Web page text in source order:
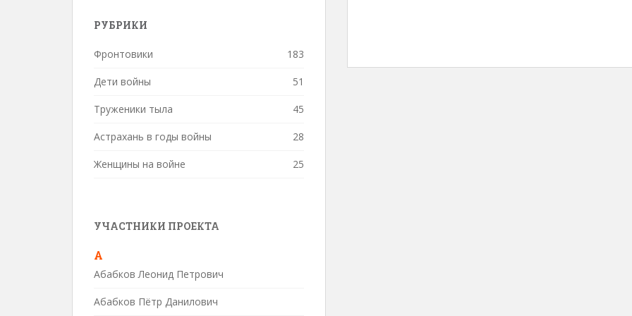
РУБРИКИ
Фронтовики 183
Дети войны 51
Труженики тыла 45
Астрахань в годы войны 28
Женщины на войне 25
УЧАСТНИКИ ПРОЕКТА
А
Абабков Леонид Петрович
Абабков Пётр Данилович